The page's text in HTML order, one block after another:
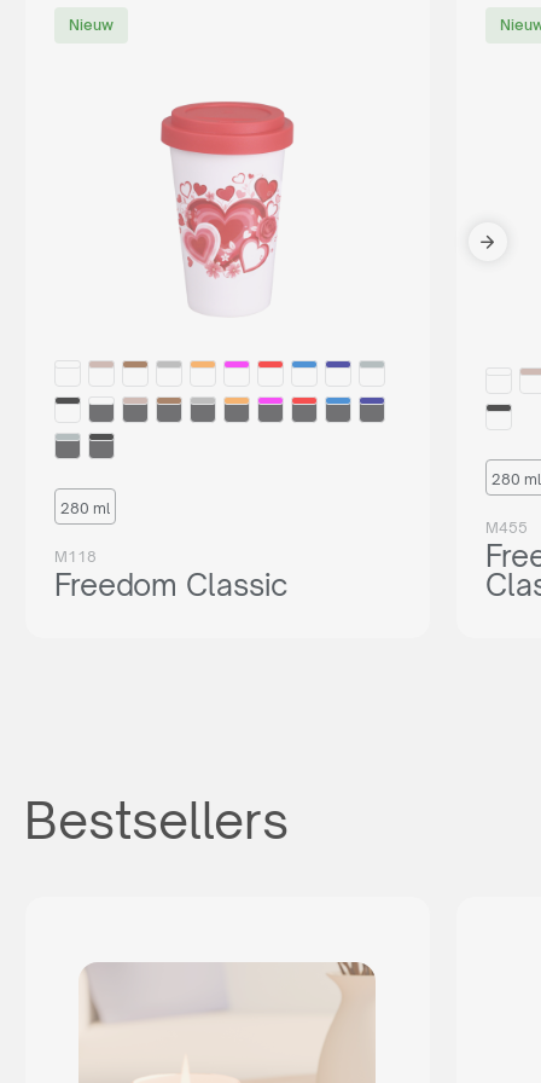
Nieuw
280 ml
M118
Freedom Classic
280 ml
M455
Bestsellers